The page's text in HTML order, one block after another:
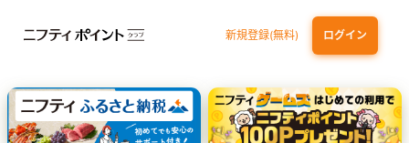
新規登録(無料) ログイン
三井住友カード ゴールド（NL）（家族カード発行） dカード GOLD
【実質初月無料】DMM | Disney+(ディズニープラス) セットプラン